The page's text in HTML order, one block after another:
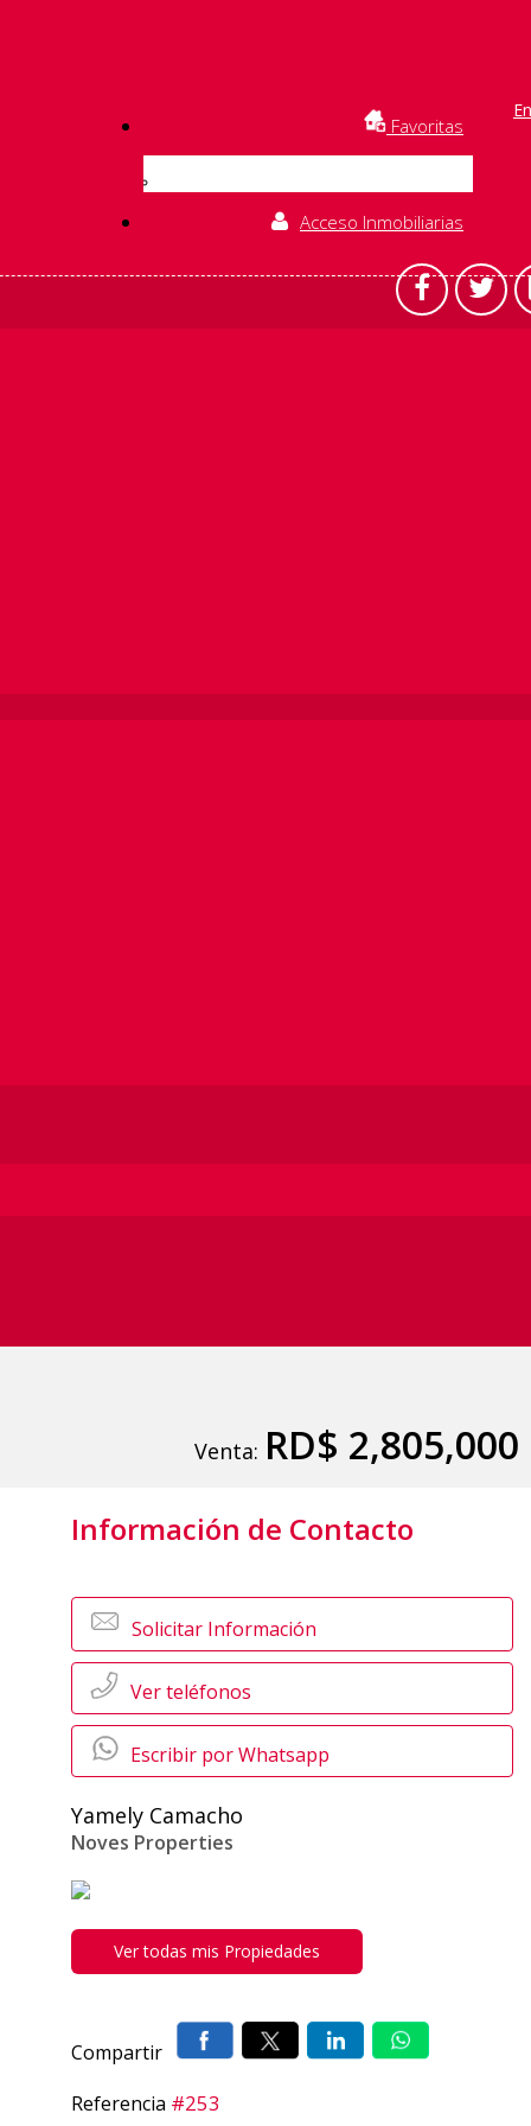
Favoritas
Acceso Inmobiliarias
Venta: RD$ 2,805,000
Información de Contacto
Solicitar Información
Ver teléfonos
Escribir por Whatsapp
Yamely Camacho
Noves Properties
Ver todas mis Propiedades
Compartir
Referencia #253